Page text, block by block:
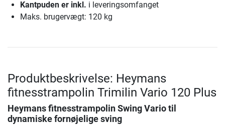
Kantpuden er inkl. i leveringsomfanget
Maks. brugervægt: 120 kg
Produktbeskrivelse: Heymans
fitnesstrampolin Trimilin Vario 120 Plus
Heymans fitnesstrampolin Swing Vario til
dynamiske fornøjelige sving